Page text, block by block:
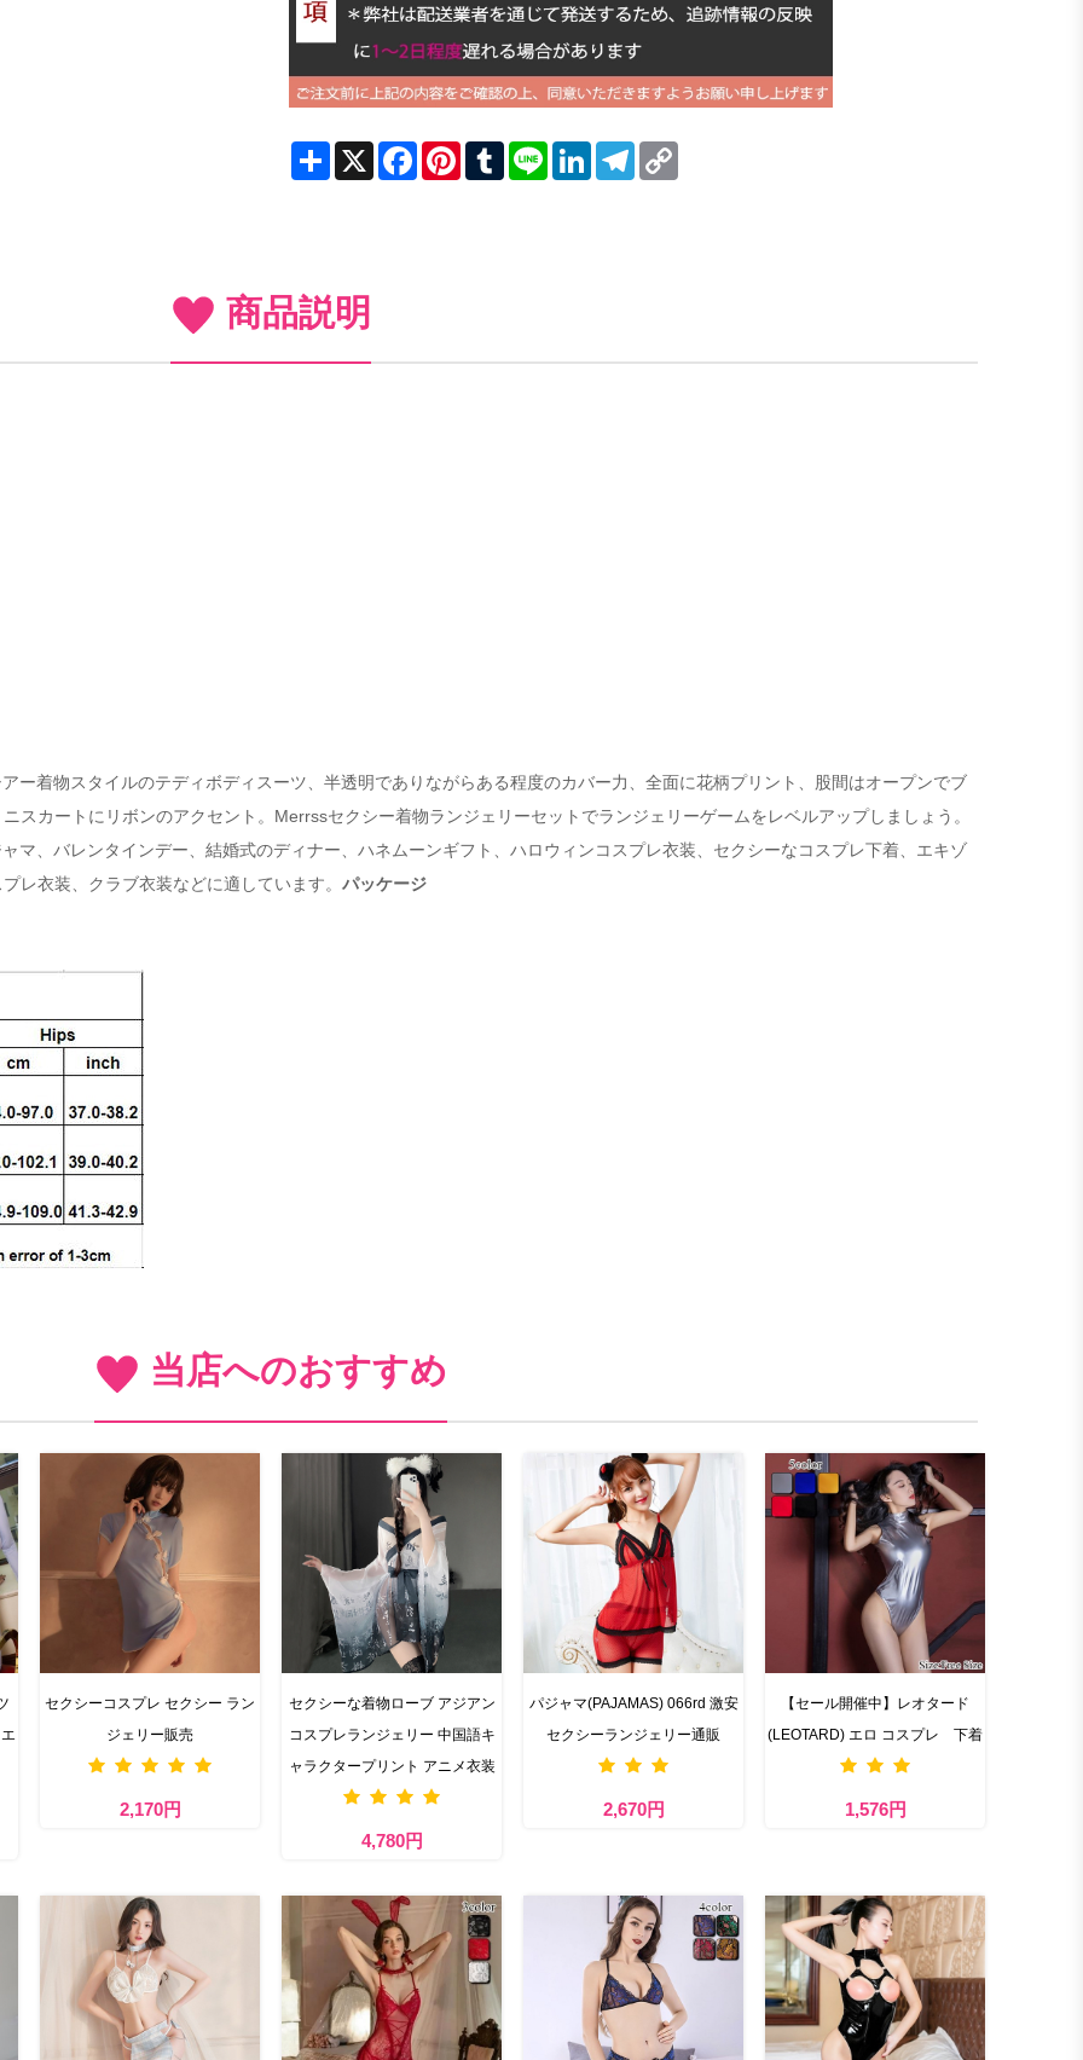
ShareX FacebookPinterestTumblrLine LinkedInTelegram
商品説明
ー着物スタイルのテディボディスーツ、半透明でありながらある程度のカバー力、全面に花柄プリント、股間はオープンでブ
スカートにリボンのアクセント。Merrssセクシー着物ランジェリーセットでランジェリーゲームをレベルアップしましょう。
マ、バレンタインデー、結婚式のディナー、ハネムーンギフト、ハロウィンコスプレ衣装、セクシーなコスプレ下着、エキゾ
レ衣装、クラブ衣装などに適しています。 パッケージ
当店へのおすすめ
セクシーコスプレ セクシー ラン
ジェリー販売
2,170円
セクシーな着物ローブ アジアン
コスプレランジェリー 中国語キ
ャラクタープリント アニメ衣装
4,780円
パジャマ(PAJAMAS) 066rd 激安
セクシーランジェリー通販
2,670円
【セール開催中】レオタード
(LEOTARD) エロ コスプレ 下着
1,576円